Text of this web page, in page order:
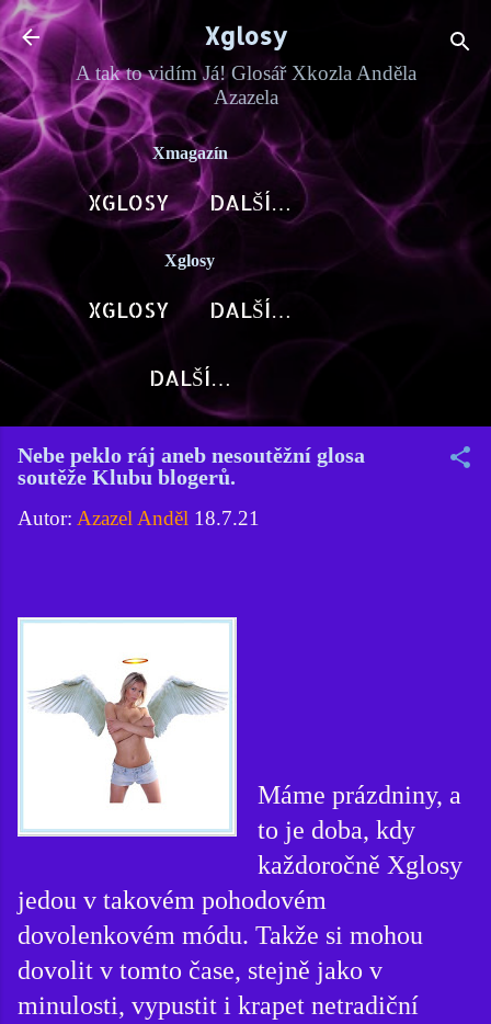
Přeskočit na hlavní obsah
Xglosy
A tak to vidím Já! Glosář Xkozla Anděla
Azazela
Xmagazín
XGLOSY DALŠÍ…
Xglosy
XGLOSY DALŠÍ…
DALŠÍ…
Nebe peklo ráj aneb nesoutěžní glosa
soutěže Klubu blogerů.
Autor: Azazel Anděl 18.7.21
Máme prázdniny, a
to je doba, kdy
každoročně Xglosy
jedou v takovém pohodovém
dovolenkovém módu. Takže si mohou
dovolit v tomto čase, stejně jako v
minulosti, vypustit i krapet netradiční